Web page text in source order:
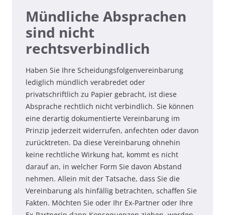
Mündliche Absprachen
sind nicht
rechtsverbindlich
Haben Sie Ihre Scheidungsfolgenvereinbarung
lediglich mündlich verabredet oder
privatschriftlich zu Papier gebracht, ist diese
Absprache rechtlich nicht verbindlich. Sie können
eine derartig dokumentierte Vereinbarung im
Prinzip jederzeit widerrufen, anfechten oder davon
zurücktreten. Da diese Vereinbarung ohnehin
keine rechtliche Wirkung hat, kommt es nicht
darauf an, in welcher Form Sie davon Abstand
nehmen. Allein mit der Tatsache, dass Sie die
Vereinbarung als hinfällig betrachten, schaffen Sie
Fakten. Möchten Sie oder Ihr Ex-Partner oder Ihre